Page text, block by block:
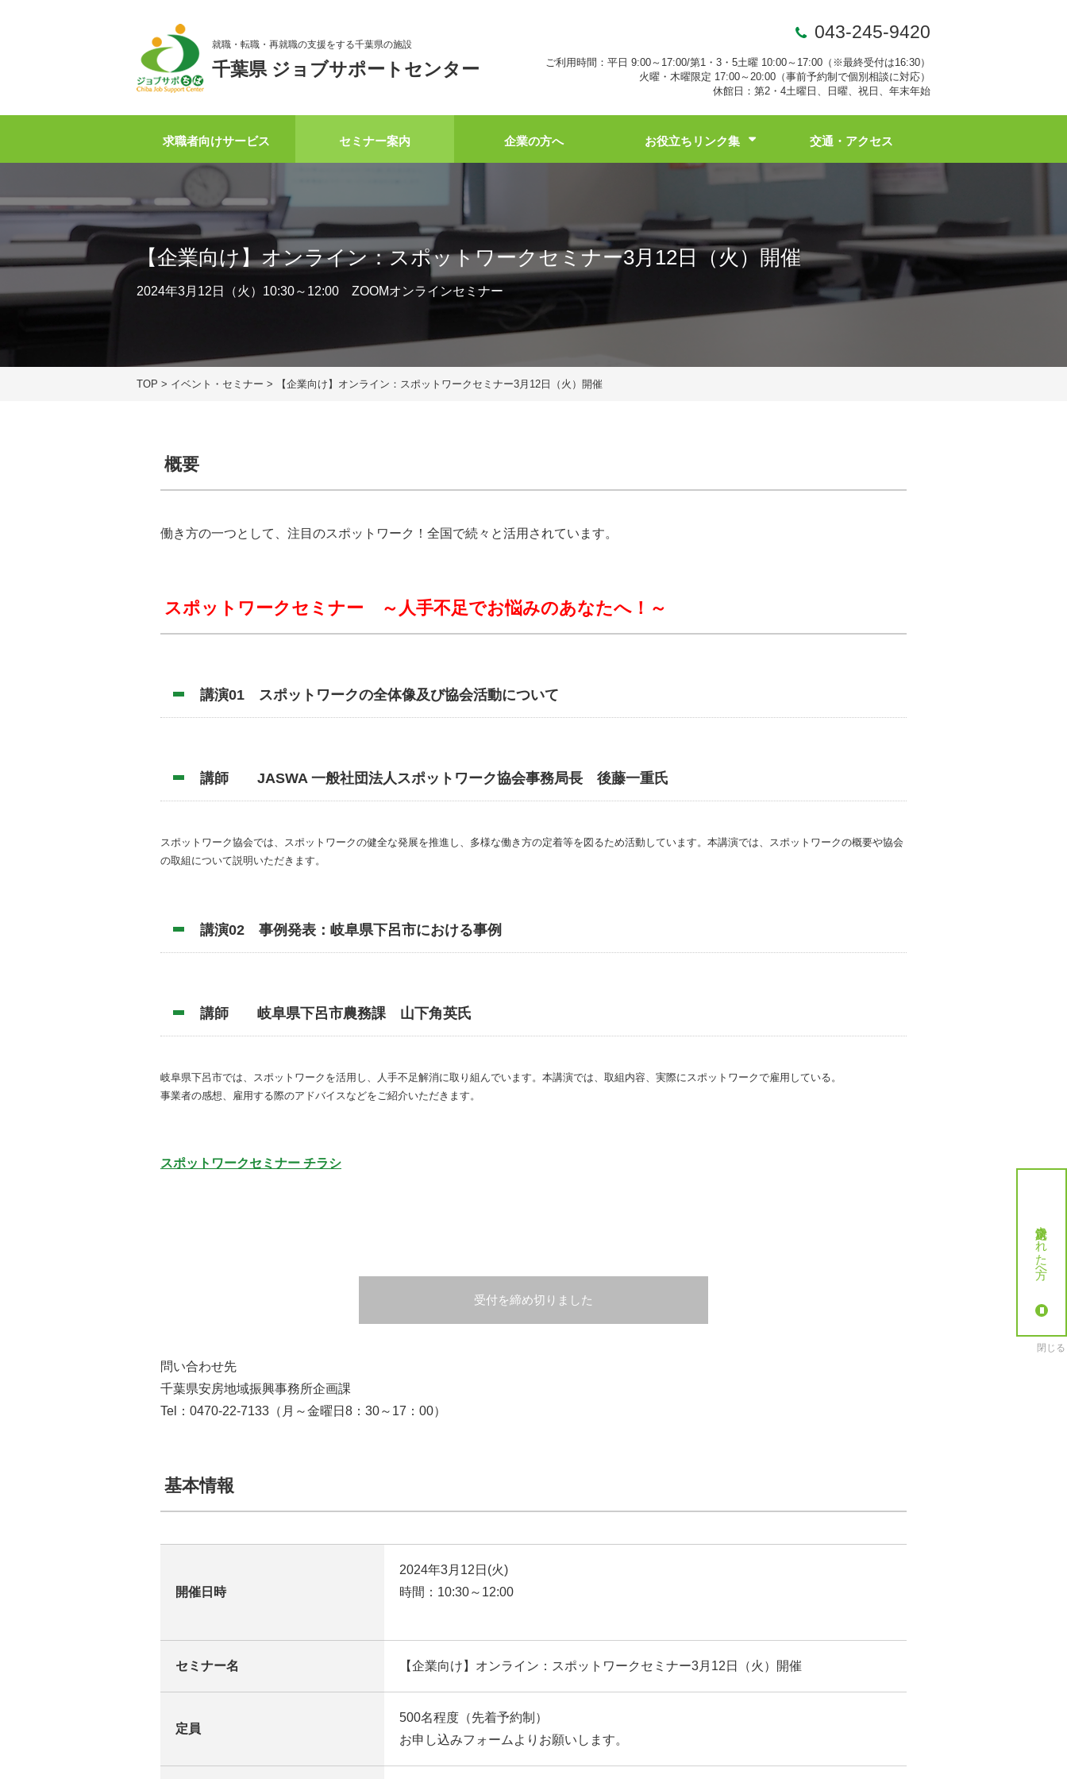
就職・転職・再就職の支援をする千葉県の施設
千葉県 ジョブサポートセンター
043-245-9420
ご利用時間：平日 9:00～17:00/第1・3・5土曜 10:00～17:00（※最終受付は16:30）
火曜・木曜限定 17:00～20:00（事前予約制で個別相談に対応）
休館日：第2・4土曜日、日曜、祝日、年末年始
求職者向けサービス セミナー案内 企業の方へ お役立ちリンク集 交通・アクセス
【企業向け】オンライン：スポットワークセミナー3月12日（火）開催
2024年3月12日（火）10:30～12:00 ZOOMオンラインセミナー
TOP > イベント・セミナー > 【企業向け】オンライン：スポットワークセミナー3月12日（火）開催
概要
働き方の一つとして、注目のスポットワーク！全国で続々と活用されています。
スポットワークセミナー ～人手不足でお悩みのあなたへ！～
講演01 スポットワークの全体像及び協会活動について
講師 JASWA 一般社団法人スポットワーク協会事務局長 後藤一重氏
スポットワーク協会では、スポットワークの健全な発展を推進し、多様な働き方の定着等を図るため活動しています。本講演では、スポットワークの概要や協会
の取組について説明いただきます。
講演02 事例発表：岐阜県下呂市における事例
講師 岐阜県下呂市農務課 山下角英氏
岐阜県下呂市では、スポットワークを活用し、人手不足解消に取り組んでいます。本講演では、取組内容、実際にスポットワークで雇用している。
事業者の感想、雇用する際のアドバイスなどをご紹介いただきます。
スポットワークセミナー チラシ
受付を締め切りました
問い合わせ先
千葉県安房地域振興事務所企画課
Tel：0470-22-7133（月～金曜日8：30～17：00）
基本情報
開催日時
2024年3月12日(火)
時間：10:30～12:00
セミナー名 【企業向け】オンライン：スポットワークセミナー3月12日（火）開催
定員
500名程度（先着予約制）
お申し込みフォームよりお願いします。
就労決定された方へ
閉じる